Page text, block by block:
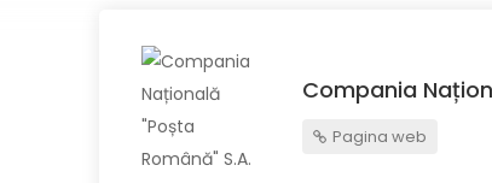
Compania
Pagina web